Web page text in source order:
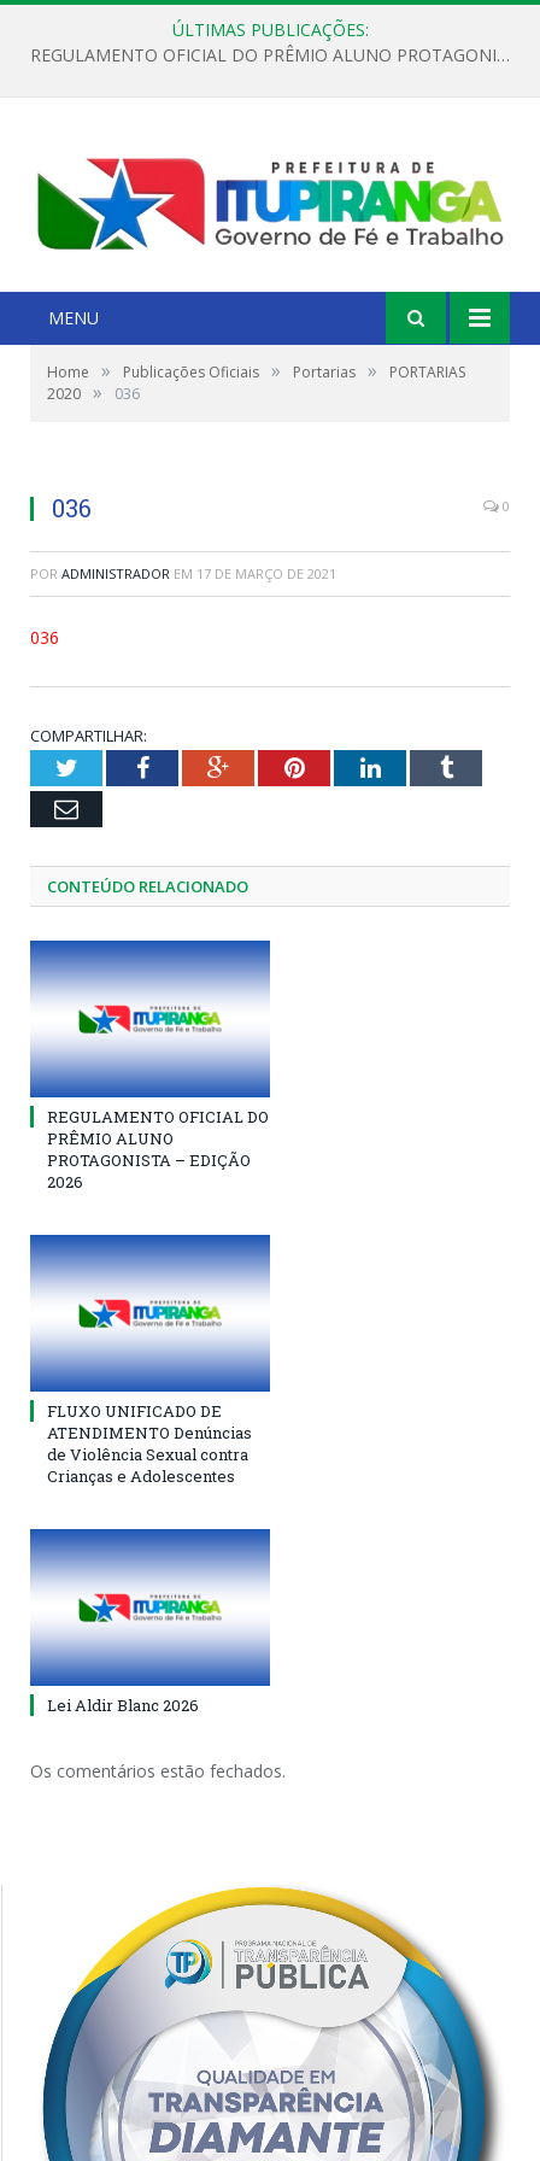
ÚLTIMAS PUBLICAÇÕES:
REGULAMENTO OFICIAL DO PRÊMIO ALUNO PROTAGONISTA – EDIÇÃO 2026
MENU
Home » Publicações Oficiais » Portarias »
PORTARIAS
2020 » 036
036 0
POR ADMINISTRADOR EM 17 DE MARÇO DE 2021
036
COMPARTILHAR:
TwitterFacebookGoogle+PinterestLinkedInTumblr
Email
CONTEÚDO RELACIONADO
REGULAMENTO OFICIAL DO
PRÊMIO ALUNO
PROTAGONISTA – EDIÇÃO
2026
FLUXO UNIFICADO DE
ATENDIMENTO Denúncias
de Violência Sexual contra
Crianças e Adolescentes
Lei Aldir Blanc 2026
Os comentários estão fechados.